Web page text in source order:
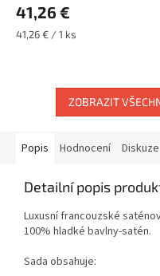
41,26 €
Měrná
41,26 € / 1 ks
ZOBRAZIT
Popis Hodnocení Diskuze
Detailní popis
Luxusní francouzské
100% hladké bavlny-satén.
Sada obsahuje: